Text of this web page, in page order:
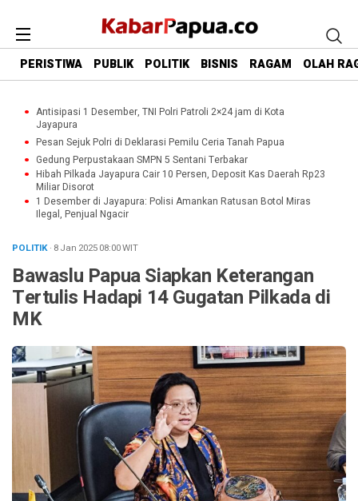
PERISTIWA PUBLIK POLITIK BISNIS RAGAM OLAH
Antisipasi 1 Desember, TNI Polri Patroli 2×24 jam di Kota
Jayapura
Pesan Sejuk Polri di Deklarasi Pemilu Ceria Tanah Papua
Gedung Perpustakaan SMPN 5 Sentani Terbakar
Hibah Pilkada Jayapura Cair 10 Persen, Deposit Kas Daerah Rp23
Miliar Disorot
1 Desember di Jayapura: Polisi Amankan Ratusan Botol Miras
Ilegal, Penjual Ngacir
POLITIK· 8 Jan 202508:00WIT
Bawaslu Papua Siapkan Keterangan
Tertulis Hadapi 14 Gugatan Pilkada di
MK